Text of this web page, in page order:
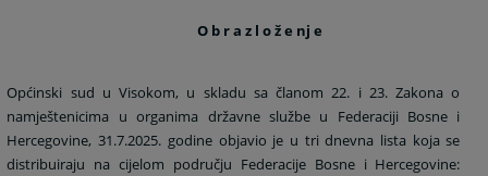
O b r a z l o ž e nj e
Općinski sud u Visokom, u skladu sa članom 22. i 23. Zakona o
namještenicima u organima državne službe u Federaciji Bosne i
Hercegovine, 31.7.2025. godine objavio je u tri dnevna lista koja se
distribuiraju na cijelom području Federacije Bosne i Hercegovine: